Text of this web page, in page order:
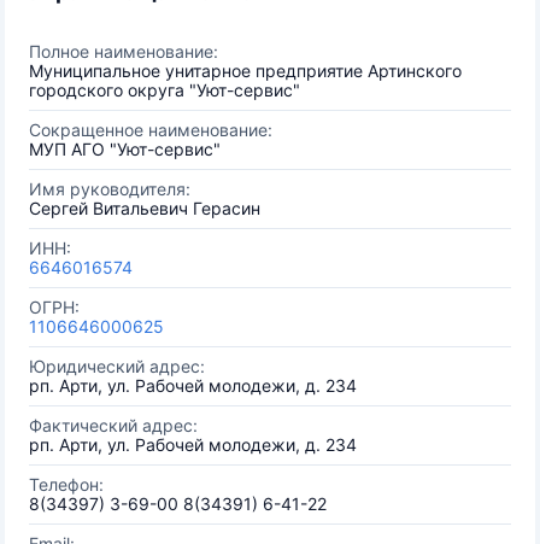
Полное наименование:
Муниципальное унитарное предприятие Артинского
городского округа "Уют-сервис"
Сокращенное наименование:
МУП АГО "Уют-сервис"
Имя руководителя:
Сергей Витальевич Герасин
ИНН:
6646016574
ОГРН:
1106646000625
Юридический адрес:
рп. Арти, ул. Рабочей молодежи, д. 234
Фактический адрес:
рп. Арти, ул. Рабочей молодежи, д. 234
Телефон:
8(34397) 3-69-00 8(34391) 6-41-22